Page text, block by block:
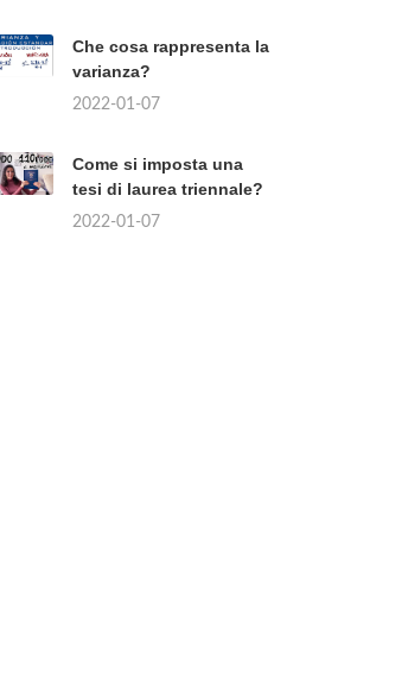
Che cosa rappresenta la
varianza?
2022-01-07
Come si imposta una
tesi di laurea triennale?
2022-01-07